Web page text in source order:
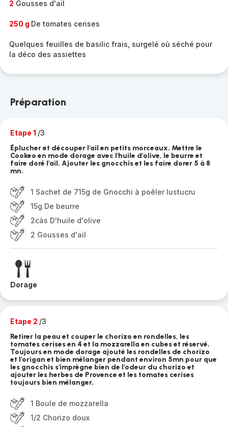
2 Gousses d'ail
250 g De tomates cerises
Quelques feuilles de basilic frais, surgelé où séché pour
la déco des assiettes
Préparation
Etape 1 /3
Éplucher et découper l'ail en petits morceaux. Mettre le
Cookeo en mode dorage avec l'huile d'olive, le beurre et
faire doré l'ail. Ajouter les gnocchis et les faire dorer 5 à 8
mn.
1 Sachet de 715g de Gnocchi à poêler lustucru
15g De beurre
2càs D'huile d'olive
2 Gousses d'ail
Dorage
Etape 2 /3
Retirer la peau et couper le chorizo en rondelles, les
tomates cerises en 4 et la mozzarella en cubes et réservé.
Toujours en mode dorage ajouté les rondelles de chorizo
et l'origan et bien mélanger pendant environ 5mn pour que
les gnocchis s'imprègne bien de l'odeur du chorizo et
ajouter les herbes de Provence et les tomates cerises
toujours bien mélanger.
1 Boule de mozzarella
1/2 Chorizo doux